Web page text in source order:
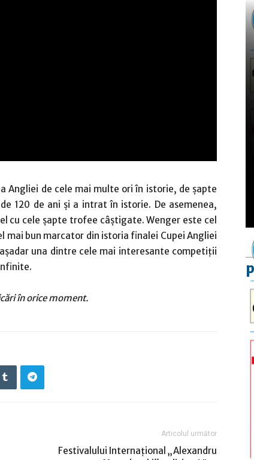
Angliei de cele mai multe ori în istorie, de șapte
120 de ani și a intrat în istorie. De asemenea,
cu cele șapte trofee câștigate. Wenger este cel
mai bun marcator din istoria finalei Cupei Angliei
una dintre cele mai interesante competiții
în orice moment.
Articolul următor
Festivalului Internațional „Alexandru